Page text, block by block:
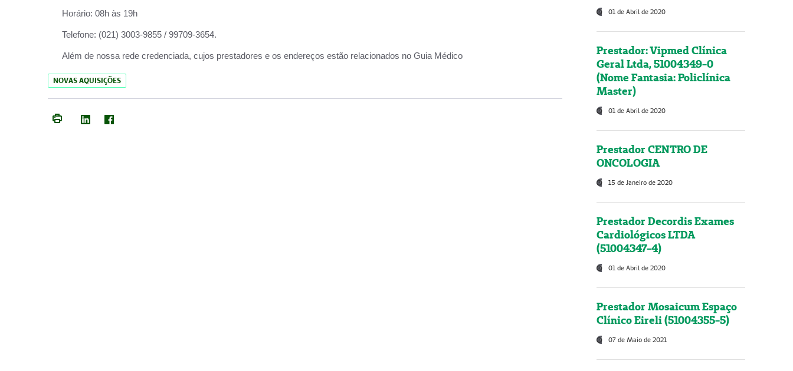
Horário: 08h às 19h
Telefone: (021) 3003-9855 / 99709-3654.
Além de nossa rede credenciada, cujos prestadores e os endereços estão relacionados no Guia Médico
NOVAS AQUISIÇÕES
01 de Abril de 2020
Prestador: Vipmed Clínica
Geral Ltda, 51004349-0
(Nome Fantasia: Policlínica
Master)
01 de Abril de 2020
Prestador CENTRO DE
ONCOLOGIA
15 de Janeiro de 2020
Prestador Decordis Exames
Cardiológicos LTDA
(51004347-4)
01 de Abril de 2020
Prestador Mosaicum Espaço
Clínico Eireli (51004355-5)
07 de Maio de 2021